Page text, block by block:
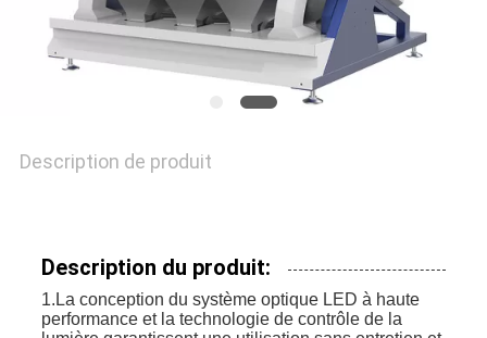
PRIVACY
POLICY
Description de produit
Description du produit:
1.La conception du système optique LED à haute
performance et la technologie de contrôle de la